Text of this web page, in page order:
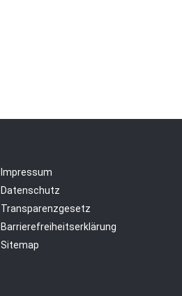
Impressum
Datenschutz
Transparenzgesetz
Barrierefreiheitserklärung
Sitemap